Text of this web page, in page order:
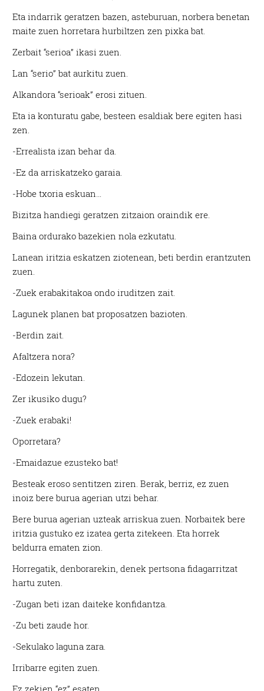
Eta indarrik geratzen bazen, asteburuan, norbera benetan
maite zuen horretara hurbiltzen zen pixka bat.
Zerbait “serioa” ikasi zuen.
Lan “serio” bat aurkitu zuen.
Alkandora “serioak” erosi zituen.
Eta ia konturatu gabe, besteen esaldiak bere egiten hasi
zen.
-Errealista izan behar da.
-Ez da arriskatzeko garaia.
-Hobe txoria eskuan…
Bizitza handiegi geratzen zitzaion oraindik ere.
Baina ordurako bazekien nola ezkutatu.
Lanean iritzia eskatzen ziotenean, beti berdin erantzuten
zuen.
-Zuek erabakitakoa ondo iruditzen zait.
Lagunek planen bat proposatzen bazioten.
-Berdin zait.
Afaltzera nora?
-Edozein lekutan.
Zer ikusiko dugu?
-Zuek erabaki!
Oporretara?
-Emaidazue ezusteko bat!
Besteak eroso sentitzen ziren. Berak, berriz, ez zuen
inoiz bere burua agerian utzi behar.
Bere burua agerian uzteak arriskua zuen. Norbaitek bere
iritzia gustuko ez izatea gerta zitekeen. Eta horrek
beldurra ematen zion.
Horregatik, denborarekin, denek pertsona fidagarritzat
hartu zuten.
-Zugan beti izan daiteke konfidantza.
-Zu beti zaude hor.
-Sekulako laguna zara.
Irribarre egiten zuen.